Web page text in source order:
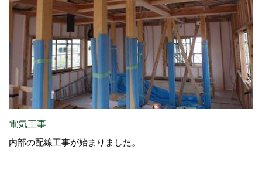
電気工事
内部の配線工事が始まりました。